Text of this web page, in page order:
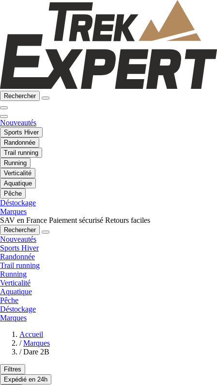
Rechercher
Nouveautés
Sports Hiver
Randonnée
Trail running
Running
Verticalité
Aquatique
Pêche
Déstockage
Marques
SAV en France Paiement sécurisé Retours faciles
Rechercher
Nouveautés
Sports Hiver
Randonnée
Trail running
Running
Verticalité
Aquatique
Pêche
Déstockage
Marques
Accueil
/ Marques
/ Dare 2B
Filtres
Expédié en 24h